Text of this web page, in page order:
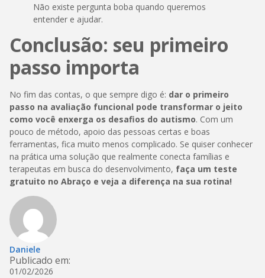
Não existe pergunta boba quando queremos
entender e ajudar.
Conclusão: seu primeiro
passo importa
No fim das contas, o que sempre digo é: dar o primeiro
passo na avaliação funcional pode transformar o jeito
como você enxerga os desafios do autismo. Com um
pouco de método, apoio das pessoas certas e boas
ferramentas, fica muito menos complicado. Se quiser conhecer
na prática uma solução que realmente conecta famílias e
terapeutas em busca do desenvolvimento, faça um teste
gratuito no Abraço e veja a diferença na sua rotina!
Daniele
Publicado em:
01/02/2026